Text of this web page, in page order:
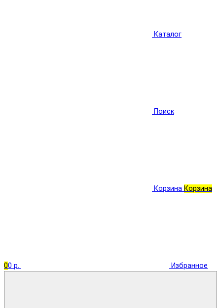
Каталог
Поиск
Корзина Корзина
00 р. Избранное